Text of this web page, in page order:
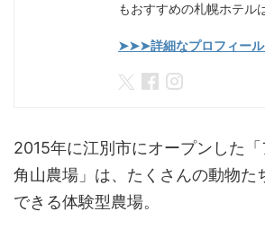
もおすすめの札幌ホテル
➤➤➤詳細なプロフィール
2015年に江別市にオープンした
角山農場」は、たくさんの動物た
できる体験型農場。